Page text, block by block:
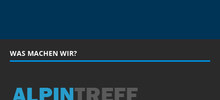
WAS MACHEN WIR?